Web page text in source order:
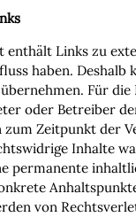
enthält Links zu
haben.
Für
oder Betreiber
zum Zeitpunkt der
Inhalte
permanente
von